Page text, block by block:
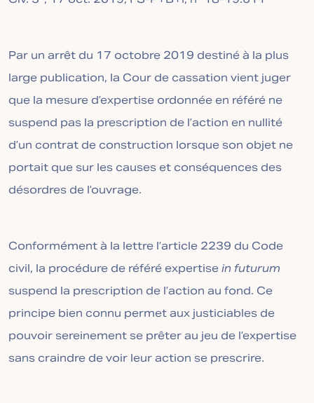
Par un arrêt du 17 octobre 2019 destiné à la plus
large publication, la Cour de cassation vient juger
que la mesure d’expertise ordonnée en référé ne
suspend pas la prescription de l’action en nullité
d’un contrat de construction lorsque son objet ne
portait que sur les causes et conséquences des
désordres de l’ouvrage.
Conformément à la lettre l’article 2239 du Code
civil, la procédure de référé expertisein futurum
suspend la prescription de l’action au fond. Ce
principe bien connu permet aux justiciables de
pouvoir sereinement se prêter au jeu de l’expertise
sans craindre de voir leur action se prescrire.